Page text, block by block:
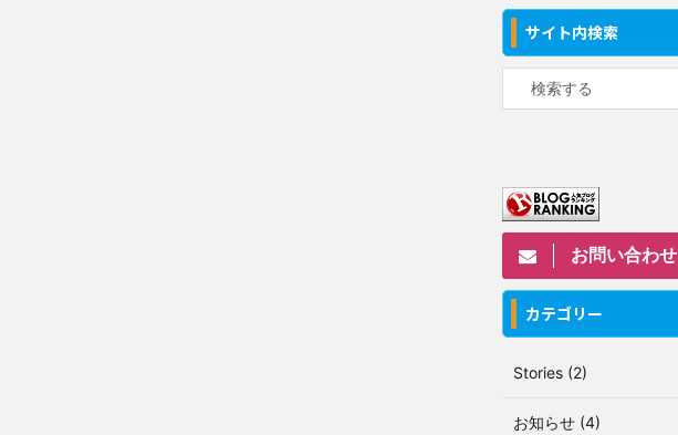
サイト内検索
お問い合わせ
カテゴリー
Stories (2)
お知らせ (4)